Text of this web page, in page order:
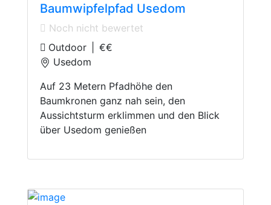
Baumwipfelpfad Usedom
Noch nicht bewertet
Outdoor
€€
Usedom
Auf 23 Metern Pfadhöhe den
Baumkronen ganz nah sein, den
Aussichtsturm erklimmen und den Blick
über Usedom genießen